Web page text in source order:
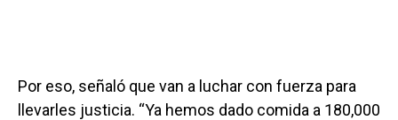
Por eso, señaló que van a luchar con fuerza para
llevarles justicia. “Ya hemos dado comida a 180,000